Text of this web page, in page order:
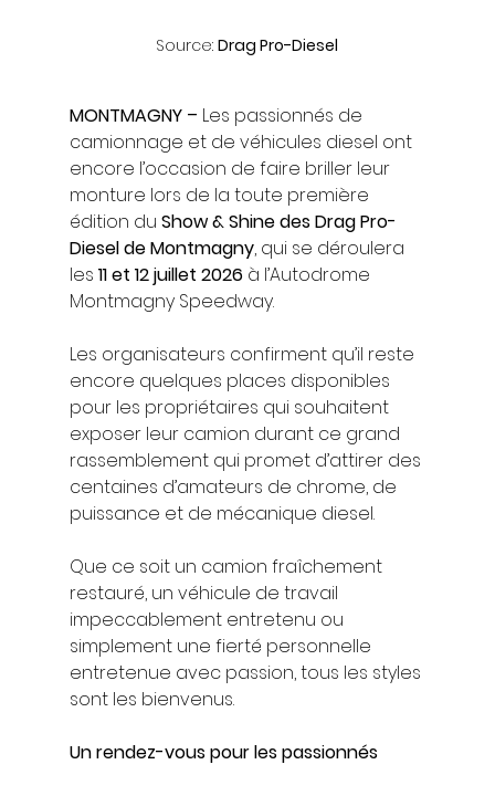
Source: Drag Pro-Diesel
MONTMAGNY – Les passionnés de
camionnage et de véhicules diesel ont
encore l’occasion de faire briller leur
monture lors de la toute première
édition du Show & Shine des Drag Pro-
Diesel de Montmagny, qui se déroulera
les 11 et 12 juillet 2026 à l’Autodrome
Montmagny Speedway.
Les organisateurs confirment qu’il reste
encore quelques places disponibles
pour les propriétaires qui souhaitent
exposer leur camion durant ce grand
rassemblement qui promet d’attirer des
centaines d’amateurs de chrome, de
puissance et de mécanique diesel.
Que ce soit un camion fraîchement
restauré, un véhicule de travail
impeccablement entretenu ou
simplement une fierté personnelle
entretenue avec passion, tous les styles
sont les bienvenus.
Un rendez-vous pour les passionnés